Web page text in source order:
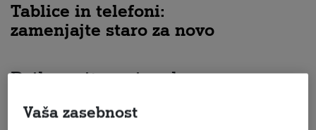
Tablice in telefoni:
zamenjajte staro za novo
Prihranite pri nakupu novega
telefona.
Vaša zasebnost